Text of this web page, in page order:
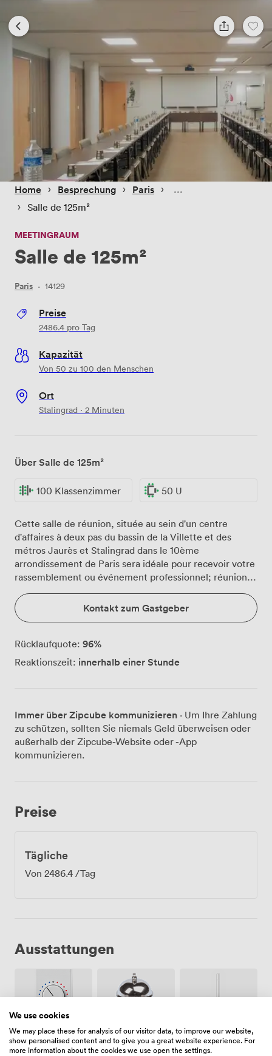
Home › Besprechung › Paris ›
› Salle de 125m²
MEETINGRAUM
Salle de 125m²
Paris · 14129
Preise
2486.4 pro Tag
Kapazität
Von 50 zu 100 den Menschen
Ort
Stalingrad · 2 Minuten
Über Salle de 125m²
100 Klassenzimmer 50 U
Cette salle de réunion, située au sein d'un centre
d'affaires à deux pas du bassin de la Villette et des
métros Jaurès et Stalingrad dans le 10ème
arrondissement de Paris sera idéale pour recevoir votre
rassemblement ou événement professionnel; réunion,
formation, masterclass, entretien, présentation,
workshop,...
Kontakt zum Gastgeber
Rücklaufquote: 96%
Reaktionszeit: innerhalb einer Stunde
Immer über Zipcube kommunizieren · Um Ihre Zahlung
zu schützen, sollten Sie niemals Geld überweisen oder
außerhalb der Zipcube-Website oder -App
kommunizieren.
Preise
Tägliche
Von 2486.4 /Tag
Ausstattungen
Klimatisierung Rezeption Wifi
We use cookies
We may place these for analysis of our visitor data, to improve our website,
show personalised content and to give you a great website experience. For
more information about the cookies we use open the settings.